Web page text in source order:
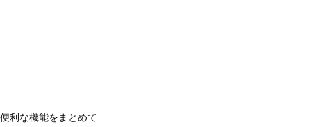
便利な機能をまとめて